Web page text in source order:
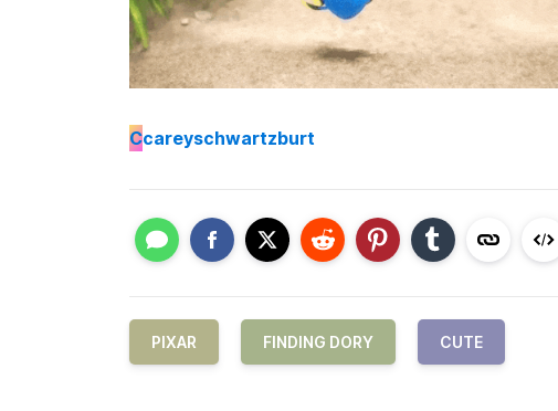
Ccareyschwartzburt
PIXAR FINDING DORY CUTE